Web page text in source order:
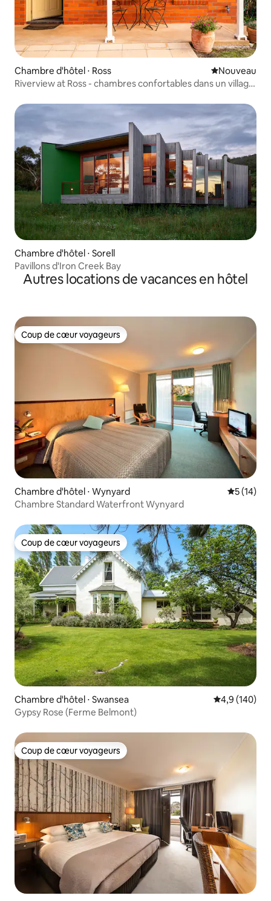
Chambre d'hôtel ⋅ Ross Nouvel
Nouveau
Riverview at Ross - chambres confortables dans un village
Chambre d'hôtel ⋅ Sorell
Pavillons d'Iron Creek Bay
Autres locations de vacances en hôtel
Coup de cœur voyageurs
Coup de cœur voyageurs
Chambre d'hôtel ⋅ Wynyard
5 (14)
Chambre Standard Waterfront Wynyard
Coup de cœur voyageurs
Coup de cœur voyageurs
Chambre d'hôtel ⋅ Swansea Évaluation
4,9 (140)
Gypsy Rose (Ferme Belmont)
Coup de cœur voyageurs
Coup de cœur voyageurs